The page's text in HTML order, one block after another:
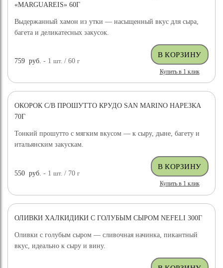
«MARGUAREIS» 60Г
Выдержанный хамон из утки — насыщенный вкус для сыра,
багета и деликатесных закусок.
759 руб. - 1шт. / 60г
Купить в 1 клик
ОКОРОК С/В ПРОШУТТО КРУДО SAN MARINO НАРЕЗКА
70Г
Тонкий прошутто с мягким вкусом — к сыру, дыне, багету и
итальянским закускам.
550 руб. - 1шт. / 70г
Купить в 1 клик
ОЛИВКИ ХАЛКИДИКИ С ГОЛУБЫМ СЫРОМ NEFELI 300Г
Оливки с голубым сыром — сливочная начинка, пикантный
вкус, идеально к сыру и вину.